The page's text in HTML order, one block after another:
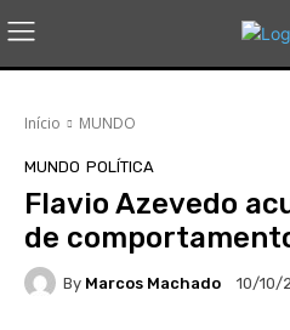
Início MUNDO
MUNDO POLÍTICA
Flavio Azevedo
de
By Marcos Machado 10/10/